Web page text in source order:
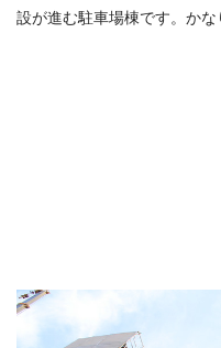
設が進む駐車場棟です。かな